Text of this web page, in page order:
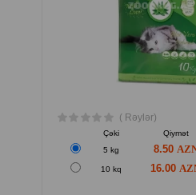
( Rəylər)
Çəki Qiymət
5 kg
8.50
10 kq 16.00